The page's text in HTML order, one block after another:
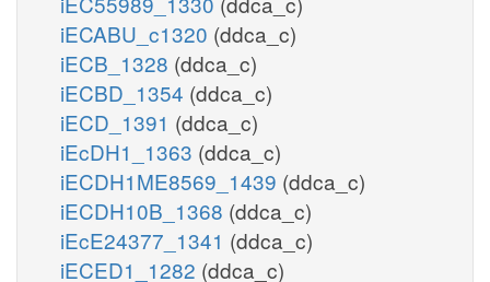
iECABU_c1320 (ddca_c)
iECB_1328 (ddca_c)
iECBD_1354 (ddca_c)
iECD_1391 (ddca_c)
iEcDH1_1363 (ddca_c)
iECDH1ME8569_1439 (ddca_c)
iECDH10B_1368 (ddca_c)
iEcE24377_1341 (ddca_c)
iECED1_1282 (ddca_c)